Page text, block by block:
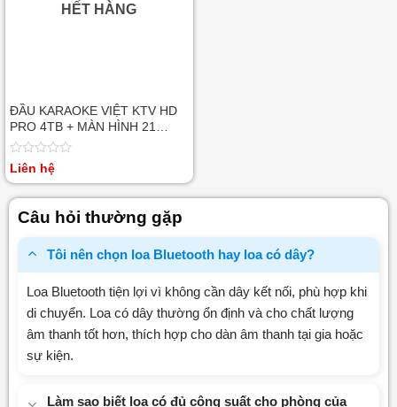
HẾT HÀNG
ĐẦU KARAOKE VIỆT KTV HD
PRO 4TB + MÀN HÌNH 21
INCH
Được
0
Liên hệ
Câu hỏi thường gặp
Tôi nên chọn loa Bluetooth hay loa có dây?
Loa Bluetooth tiện lợi vì không cần dây kết nối, phù hợp khi
di chuyển. Loa có dây thường ổn định và cho chất lượng
âm thanh tốt hơn, thích hợp cho dàn âm thanh tại gia hoặc
sự kiện.
Làm sao biết loa có đủ công suất cho phòng của